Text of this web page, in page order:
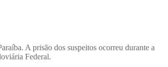
A prisão dos suspeitos ocorreu durante a
Federal.